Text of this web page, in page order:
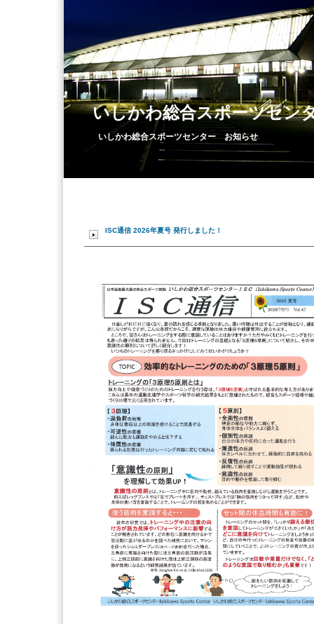
いしかわ総合スポーツセン
いしかわ総合スポーツセンター お知らせ
ISC通信 2026年夏号 発行しました！